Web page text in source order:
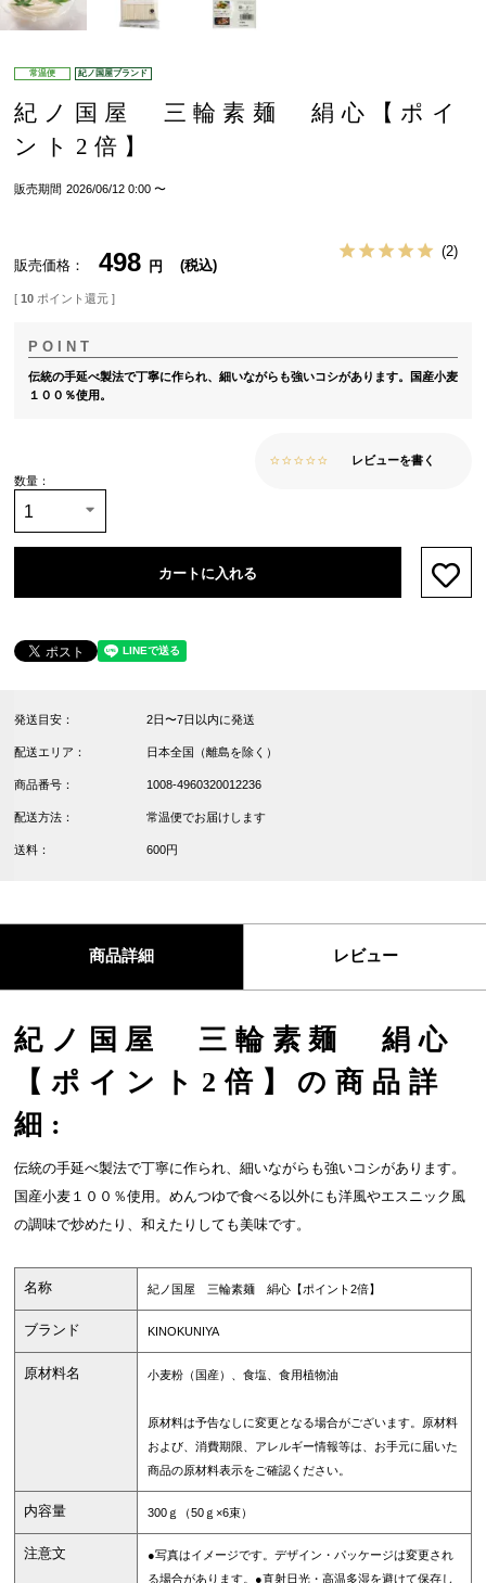
常温便 紀ノ国屋ブランド
紀ノ国屋 三輪素麺 絹心【ポイ
ント2倍】
販売期間 2026/06/12 0:00 〜
販売価格 498 税込
2
[ 10 ポイント還元 ]
伝統の手延べ製法で丁寧に作られ、細いながらも強いコシがあります。国産小麦
１００％使用。
レビューを書く
カートに入れる
発送目安： 2日〜7日以内に発送
配送エリア： 日本全国（離島を除く）
商品番号： 1008-4960320012236
配送方法： 常温便でお届けします
送料： 600円
商品詳細 レビュー
紀ノ国屋 三輪素麺 絹心
【ポイント2倍】の商品詳
細:
伝統の手延べ製法で丁寧に作られ、細いながらも強いコシがあります。
国産小麦１００％使用。めんつゆで食べる以外にも洋風やエスニック風
の調味で炒めたり、和えたりしても美味です。
名称 紀ノ国屋 三輪素麺 絹心【ポイント2倍】
ブランド KINOKUNIYA
原材料名 小麦粉（国産）、食塩、食用植物油
原材料は予告なしに変更となる場合がございます。原材料
および、消費期限、アレルギー情報等は、お手元に届いた
商品の原材料表示をご確認ください。
内容量 300ｇ（50ｇ×6束）
注意文
●写真はイメージです。デザイン・パッケージは変更され
る場合があります。●直射日光・高温多湿を避けて保存し